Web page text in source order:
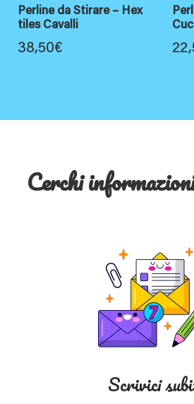
Perline da Stirare – Hex
tiles Cavalli
38,50€
Cerchi
Scrivici